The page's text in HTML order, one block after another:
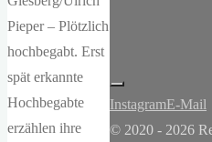
InstagramE-Mail
© 2020 - 2026